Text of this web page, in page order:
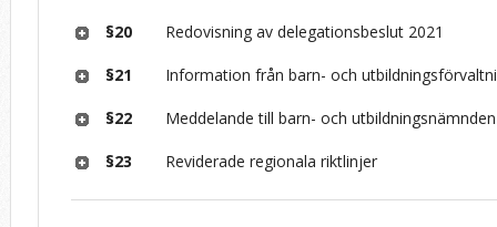
§20 Redovisning av delegationsbeslut 2021
§21 Information från barn- och
§22 Meddelande till barn- och
§23 Reviderade regionala riktlinjer